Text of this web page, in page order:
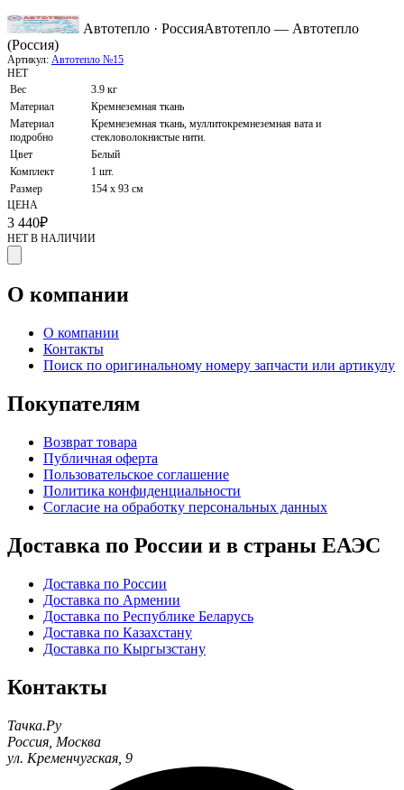
Автотепло · РоссияАвтотепло — Автотепло
(Россия)
Артикул: Автотепло №15
НЕТ
Вес
3.9 кг
Материал
Кремнеземная ткань
Материал
подробно
Кремнеземная ткань, муллитокремнеземная вата и
стекловолокнистые нити.
Цвет
Белый
Комплект
1 шт.
Размер
154 x 93 см
ЦЕНА
3 440₽
НЕТ В НАЛИЧИИ
О компании
О компании
Контакты
Поиск по оригинальному номеру запчасти или артикулу
Покупателям
Возврат товара
Публичная оферта
Пользовательское соглашение
Политика конфиденциальности
Согласие на обработку персональных данных
Доставка по России и в страны ЕАЭС
Доставка по России
Доставка по Армении
Доставка по Республике Беларусь
Доставка по Казахстану
Доставка по Кыргызстану
Контакты
Тачка.Ру
Россия Москва
ул. Кременчугская, 9